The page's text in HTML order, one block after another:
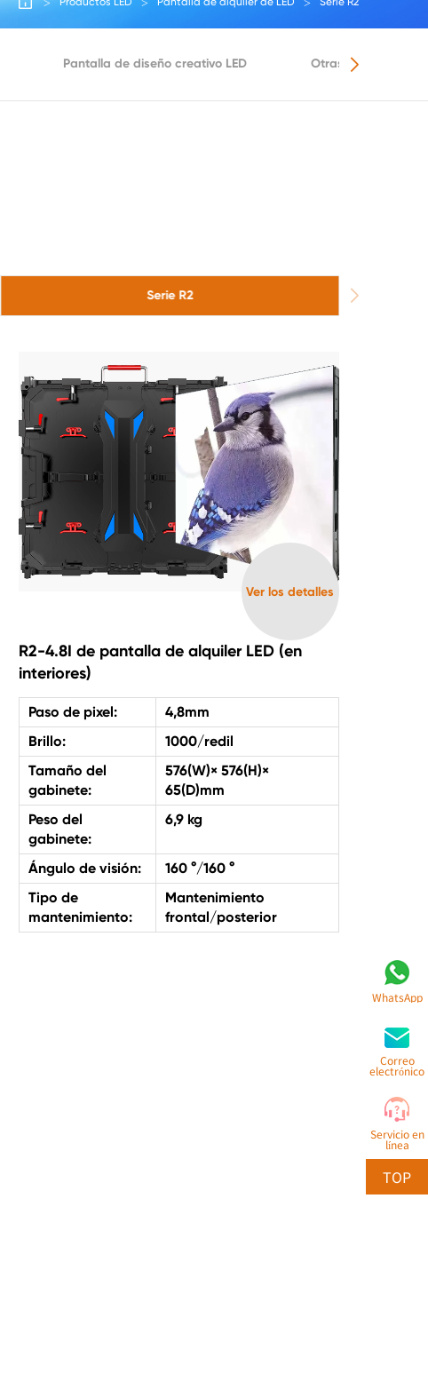
Pantalla de diseño creativo LED Otras pantallas,
Serie R2
Ver los detalles
R2-4.8I de pantalla de alquiler LED (en
interiores)
Paso de pixel:
4,8mm
Brillo:
1000/redil
Tamaño del
gabinete:
576(W)× 576(H)×
65(D)mm
Peso del
gabinete:
6,9 kg
Ángulo de visión:
160 °/160 °
Tipo de
mantenimiento:
Mantenimiento
frontal/posterior
WhatsApp
Correo
electrónico
Servicio en
línea
TOP